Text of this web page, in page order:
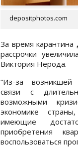
depositphotos.com
За время
рассрочки
Виктория Нерода.
“Из-за возникшей
связи с
возможными
экономике
имеющие
приобретения
воспользоваться